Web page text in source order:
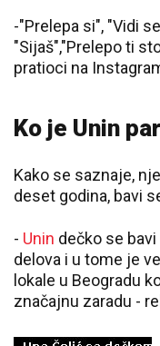
-"Prelepa si", "Vidi
"Sijaš","Prelepo ti
pratioci na
Ko je Unin
Kako se saznaje,
deset godina, bavi
- Unin dečko se
delova i u tome je
lokale u Beogradu
značajnu zaradu -